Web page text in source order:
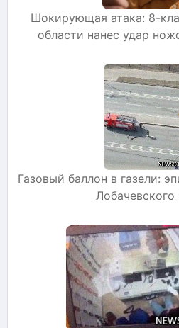
Шокирующая атака: 8-
области нанес удар
Газовый баллон в газели: